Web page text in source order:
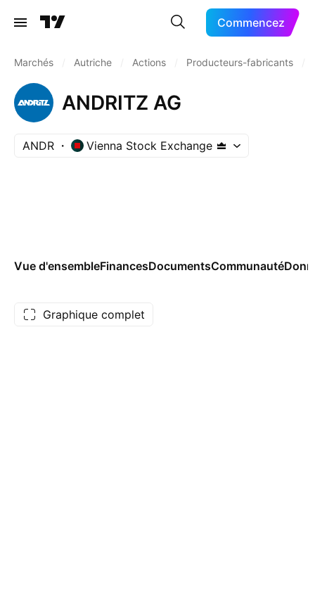
Commencez
Marchés Autriche Actions Producteurs-fabricants
ANDRITZ AG
ANDR Vienna Stock Exchange
Vue d'ensembleFinancesDocumentsCommunauté
Graphique complet